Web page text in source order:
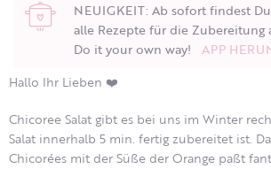
NEUIGKEIT: Ab sofort findest
alle Rezepte für die Zubereitung
Do it your own way! APP
Hallo Ihr Lieben ❤️
Chicoree Salat gibt es bei uns im Winter
Salat innerhalb 5 min. fertig zubereitet ist.
Chicorées mit der Süße der Orange paßt